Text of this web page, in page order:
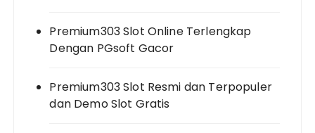
Premium303 Slot Online Terlengkap
Dengan PGsoft Gacor
Premium303 Slot Resmi dan Terpopuler
dan Demo Slot Gratis